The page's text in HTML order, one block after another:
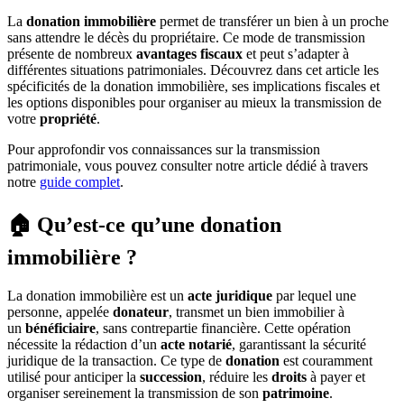
La donation immobilière permet de transférer un bien à un proche
sans attendre le décès du propriétaire. Ce mode de transmission
présente de nombreux avantages fiscaux et peut s’adapter à
différentes situations patrimoniales. Découvrez dans cet article les
spécificités de la donation immobilière, ses implications fiscales et
les options disponibles pour organiser au mieux la transmission de
votre propriété.
Pour approfondir vos connaissances sur la transmission
patrimoniale, vous pouvez consulter notre article dédié à travers
notre guide complet.
🏠 Qu’est-ce qu’une donation
immobilière ?
La donation immobilière est un acte juridique par lequel une
personne, appelée donateur, transmet un bien immobilier à
un bénéficiaire, sans contrepartie financière. Cette opération
nécessite la rédaction d’un acte notarié, garantissant la sécurité
juridique de la transaction. Ce type de donation est couramment
utilisé pour anticiper la succession, réduire les droits à payer et
organiser sereinement la transmission de son patrimoine.